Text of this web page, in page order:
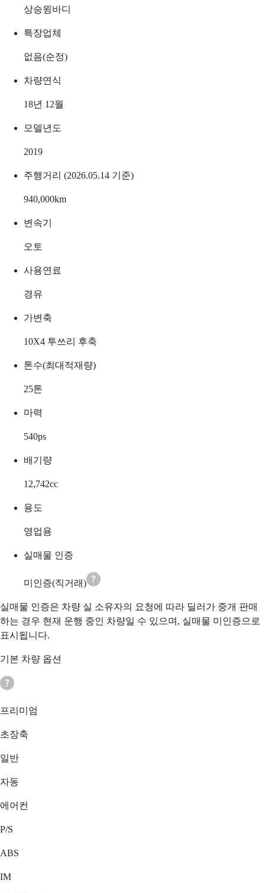
상승윙바디
특장업체
없음(순정)
차량연식
18년 12월
모델년도
2019
주행거리 (2026.05.14 기준)
940,000km
변속기
오토
사용연료
경유
가변축
10X4 투쓰리 후축
톤수(최대적재량)
25톤
마력
540ps
배기량
12,742cc
용도
영업용
실매물 인증
미인증(직거래)
실매물 인증은 차량 실 소유자의 요청에 따라 딜러가 중개 판매
하는 경우 현재 운행 중인 차량일 수 있으며, 실매물 미인증으로
표시됩니다.
기본 차량 옵션
프리미엄
초장축
일반
자동
에어컨
P/S
ABS
IM